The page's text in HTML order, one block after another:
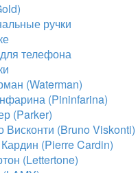
ручки
телефона
(Waterman)
(Pininfarina)
(Parker)
Висконти (Bruno Viskonti)
(Pierre Cardin)
(Lettertone)